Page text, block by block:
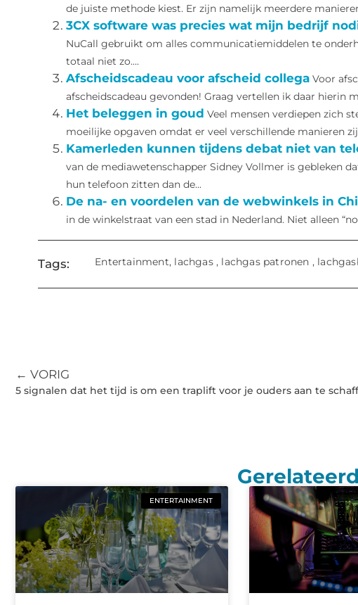
de juiste methode kiest. Er zijn namelijk meerdere
3CX software was precies wat mijn bedrijf
NuCall gebruikt om alles communicatiemiddelen te
totaal niet zo....
Afscheidscadeau voor afscheid collega Voor
afscheidscadeau gevonden! Graag vertellen ik daar hierin
Het beleggen in goud Veel mensen verdiepen zich
moeilijke opgaven omdat er veel verschillende manieren
Kamerleden kunnen tijdens debat niet van
van de mediawetenschapper Sidney Vollmer is gebleken
hun telefoon zitten dan de...
De na- en voordelen van de webwinkels in
in de winkelstraat van een stad in Nederland. Niet alleen
Tags: Entertainment, lachgas, lachgas patronen ,
← VORIG
5 signalen dat het tijd is om een traplift voor je ouders aan te
ENTERTAINMENT